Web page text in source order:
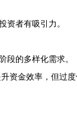
资者有吸引力。
段的多样化需求。
资金效率，但过